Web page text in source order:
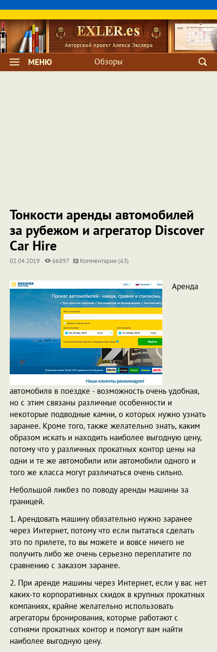
МЕНЮ Обзоры
Тонкости аренды автомобилей
за рубежом и агрегатор Discover
Сar Hire
02.04.2019 66897 Комментарии (63)
Аренда
автомобиля в поездке - возможность очень удобная,
но с этим связаны различные особенности и
некоторые подводные камни, о которых нужно узнать
заранее. Кроме того, также желательно знать, каким
образом искать и находить наиболее выгодную цену,
потому что у различных прокатных контор цены на
одни и те же автомобили или автомобили одного и
того же класса могут различаться очень сильно.
Небольшой ликбез по поводу аренды машины за
границей.
1. Арендовать машину обязательно нужно заранее
через Интернет, потому что если пытаться сделать
это по прилете, то вы можете и вовсе ничего не
получить либо же очень серьезно переплатите по
сравнению с заказом заранее.
2. При аренде машины через Интернет, если у вас нет
каких-то корпоративных скидок в крупных прокатных
компаниях, крайне желательно использовать
агрегаторы бронирования, которые работают с
сотнями прокатных контор и помогут вам найти
наиболее выгодную цену.